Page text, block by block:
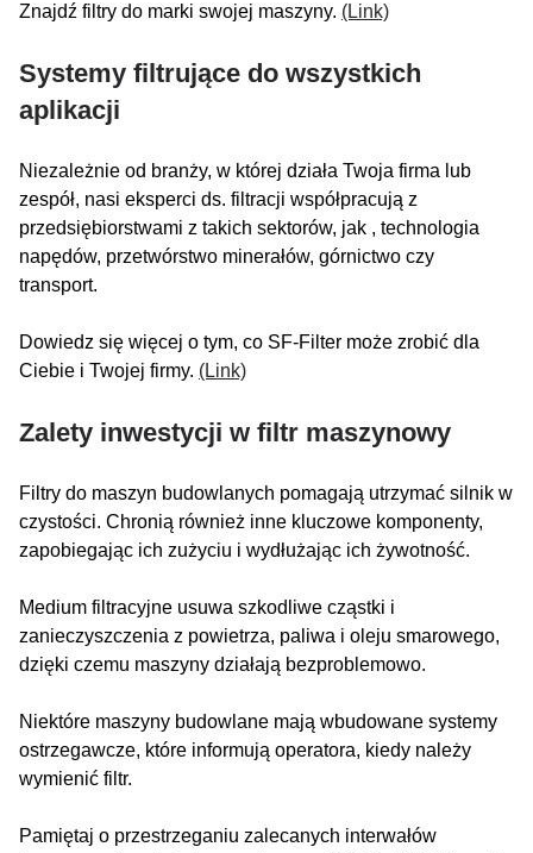
Znajdź filtry do marki swojej maszyny. (Link)
Systemy filtrujące do wszystkich
aplikacji
Niezależnie od branży, w której działa Twoja firma lub
zespół, nasi eksperci ds. filtracji współpracują z
przedsiębiorstwami z takich sektorów, jak , technologia
napędów, przetwórstwo minerałów, górnictwo czy
transport.
Dowiedz się więcej o tym, co SF-Filter może zrobić dla
Ciebie i Twojej firmy. (Link)
Zalety inwestycji w filtr maszynowy
Filtry do maszyn budowlanych pomagają utrzymać silnik w
czystości. Chronią również inne kluczowe komponenty,
zapobiegając ich zużyciu i wydłużając ich żywotność.
Medium filtracyjne usuwa szkodliwe cząstki i
zanieczyszczenia z powietrza, paliwa i oleju smarowego,
dzięki czemu maszyny działają bezproblemowo.
Niektóre maszyny budowlane mają wbudowane systemy
ostrzegawcze, które informują operatora, kiedy należy
wymienić filtr.
Pamiętaj o przestrzeganiu zalecanych interwałów